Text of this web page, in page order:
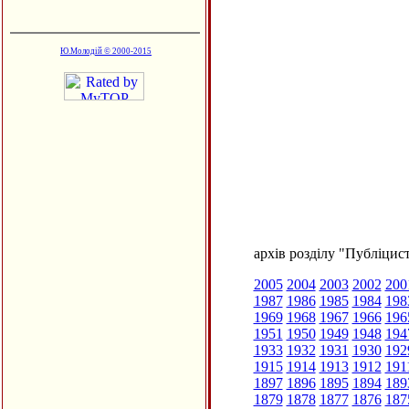
Ю.Молодій © 2000-2015
архів розділу
2005 2004 2003 2002
1987 1986 1985 1984
1969 1968 1967 1966
1951 1950 1949 1948
1933 1932 1931 1930
1915 1914 1913 1912
1897 1896 1895 1894
1879 1878 1877 1876